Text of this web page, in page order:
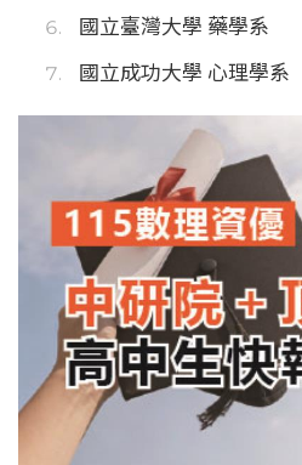
國立臺灣大學 藥學系
國立成功大學 心理學系